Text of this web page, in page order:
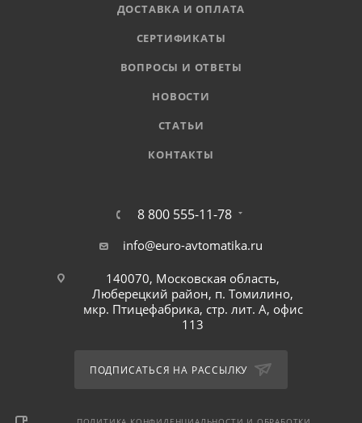
ДОСТАВКА И ОПЛАТА
СЕРТИФИКАТЫ
ВОПРОСЫ И ОТВЕТЫ
НОВОСТИ
СТАТЬИ
КОНТАКТЫ
8 800 555-11-78
info@euro-avtomatika.ru
140070, Московская область,
Люберецкий район, п. Томилино,
мкр. Птицефабрика, стр. лит. А, офис
113
ПОДПИСАТЬСЯ НА РАССЫЛКУ